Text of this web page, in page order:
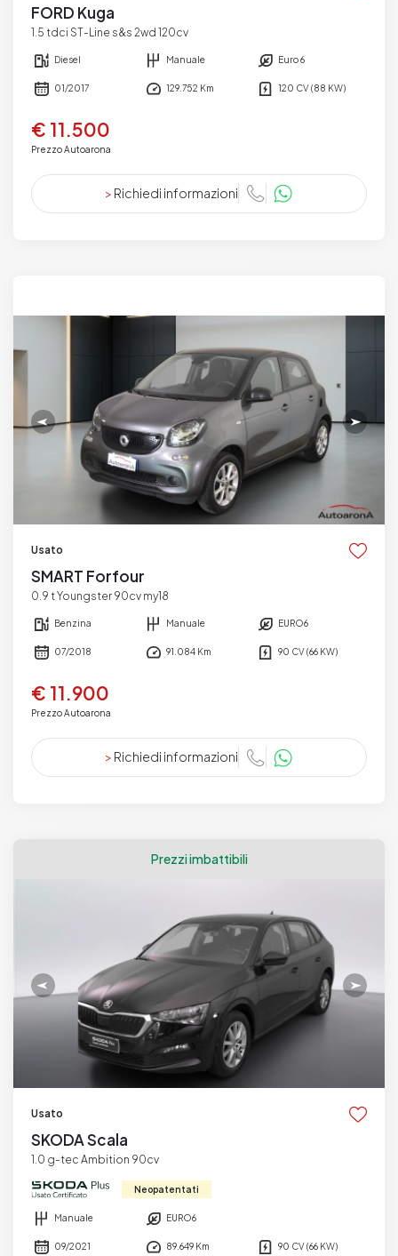
FORD Kuga
1.5 tdci ST-Line s&s 2wd 120cv
Diesel Manuale Euro 6
01/2017 129.752 Km 120 CV (88 KW)
€ 11.500
Prezzo Autoarona
> Richiedi informazioni
Usato
SMART Forfour
0.9 t Youngster 90cv my18
Benzina Manuale EURO6
07/2018 91.084 Km 90 CV (66 KW)
€ 11.900
Prezzo Autoarona
> Richiedi informazioni
Prezzi imbattibili
Usato
SKODA Scala
1.0 g-tec Ambition 90cv
Neopatentati
Manuale EURO6
09/2021 89.649 Km 90 CV (66 KW)